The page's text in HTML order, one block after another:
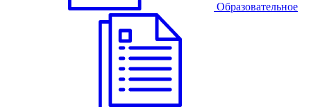
Образовательное